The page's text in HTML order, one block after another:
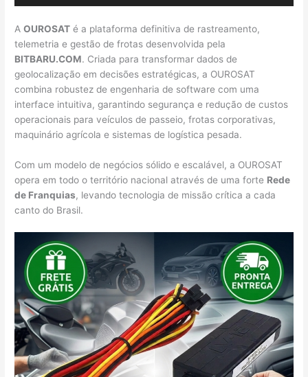
AOUROSAT é a plataforma definitiva de rastreamento,
telemetria e gestão de frotas desenvolvida pela
BITBARU.COM. Criada para transformar dados de
geolocalização em decisões estratégicas, a OUROSAT
combina robustez de engenharia de software com uma
interface intuitiva, garantindo segurança e redução de custos
operacionais para veículos de passeio, frotas corporativas,
maquinário agrícola e sistemas de logística pesada.
Com um modelo de negócios sólido e escalável, a OUROSAT
opera em todo o território nacional através de uma forte Rede
de Franquias, levando tecnologia de missão crítica a cada
canto do Brasil.